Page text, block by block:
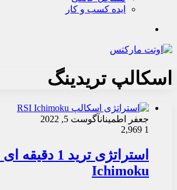
ایده کسب و کار
اسکالپ تریدینگ
جعفر اطمینانآگوست 5, 2022
1
Ichimoku